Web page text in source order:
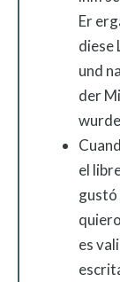
Er
diese
und
der
el
es